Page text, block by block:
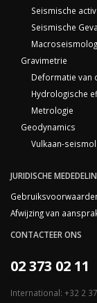
Seismische
Seismische
Gravimetrie
Deformatie van
Hydrologische
Metrologie
Geodynamics
Vulkaan-
JURIDISCHE
Afwijzing van
CONTACTEER ONS
02 373 02 11
International: +32 2